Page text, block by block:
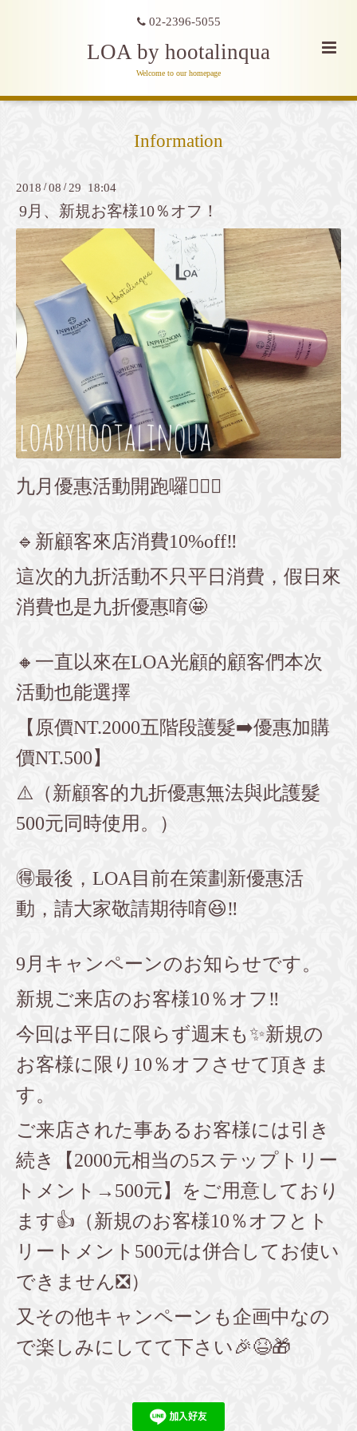
02-2396-5055
LOA by hootalinqua
Welcome to our homepage
Information
2018 /08 / 29 18:04
9月、新規お客様10％オフ！
九月優惠活動開跑囉💁🏻‍♀️
🔹新顧客來店消費10%off‼️
這次的九折活動不只平日消費，假日來
消費也是九折優惠唷🤩
🔸一直以來在LOA光顧的顧客們本次
活動也能選擇
【原價NT.2000五階段護髮➡️優惠加購
價NT.500】
⚠️（新顧客的九折優惠無法與此護髮
500元同時使用。）
🉐最後，LOA目前在策劃新優惠活
動，請大家敬請期待唷😆‼️
9月キャンペーンのお知らせです。
新規ご来店のお客様10％オフ‼️
今回は平日に限らず週末も✨新規の
お客様に限り10％オフさせて頂きま
す。
ご来店された事あるお客様には引き
続き【2000元相当の5ステップトリー
トメント→500元】をご用意しており
ます👍 （新規のお客様10％オフとト
リートメント500元は併合してお使い
できません❎）
又その他キャンペーンも企画中なの
で楽しみにしてて下さい🎉😆🎁